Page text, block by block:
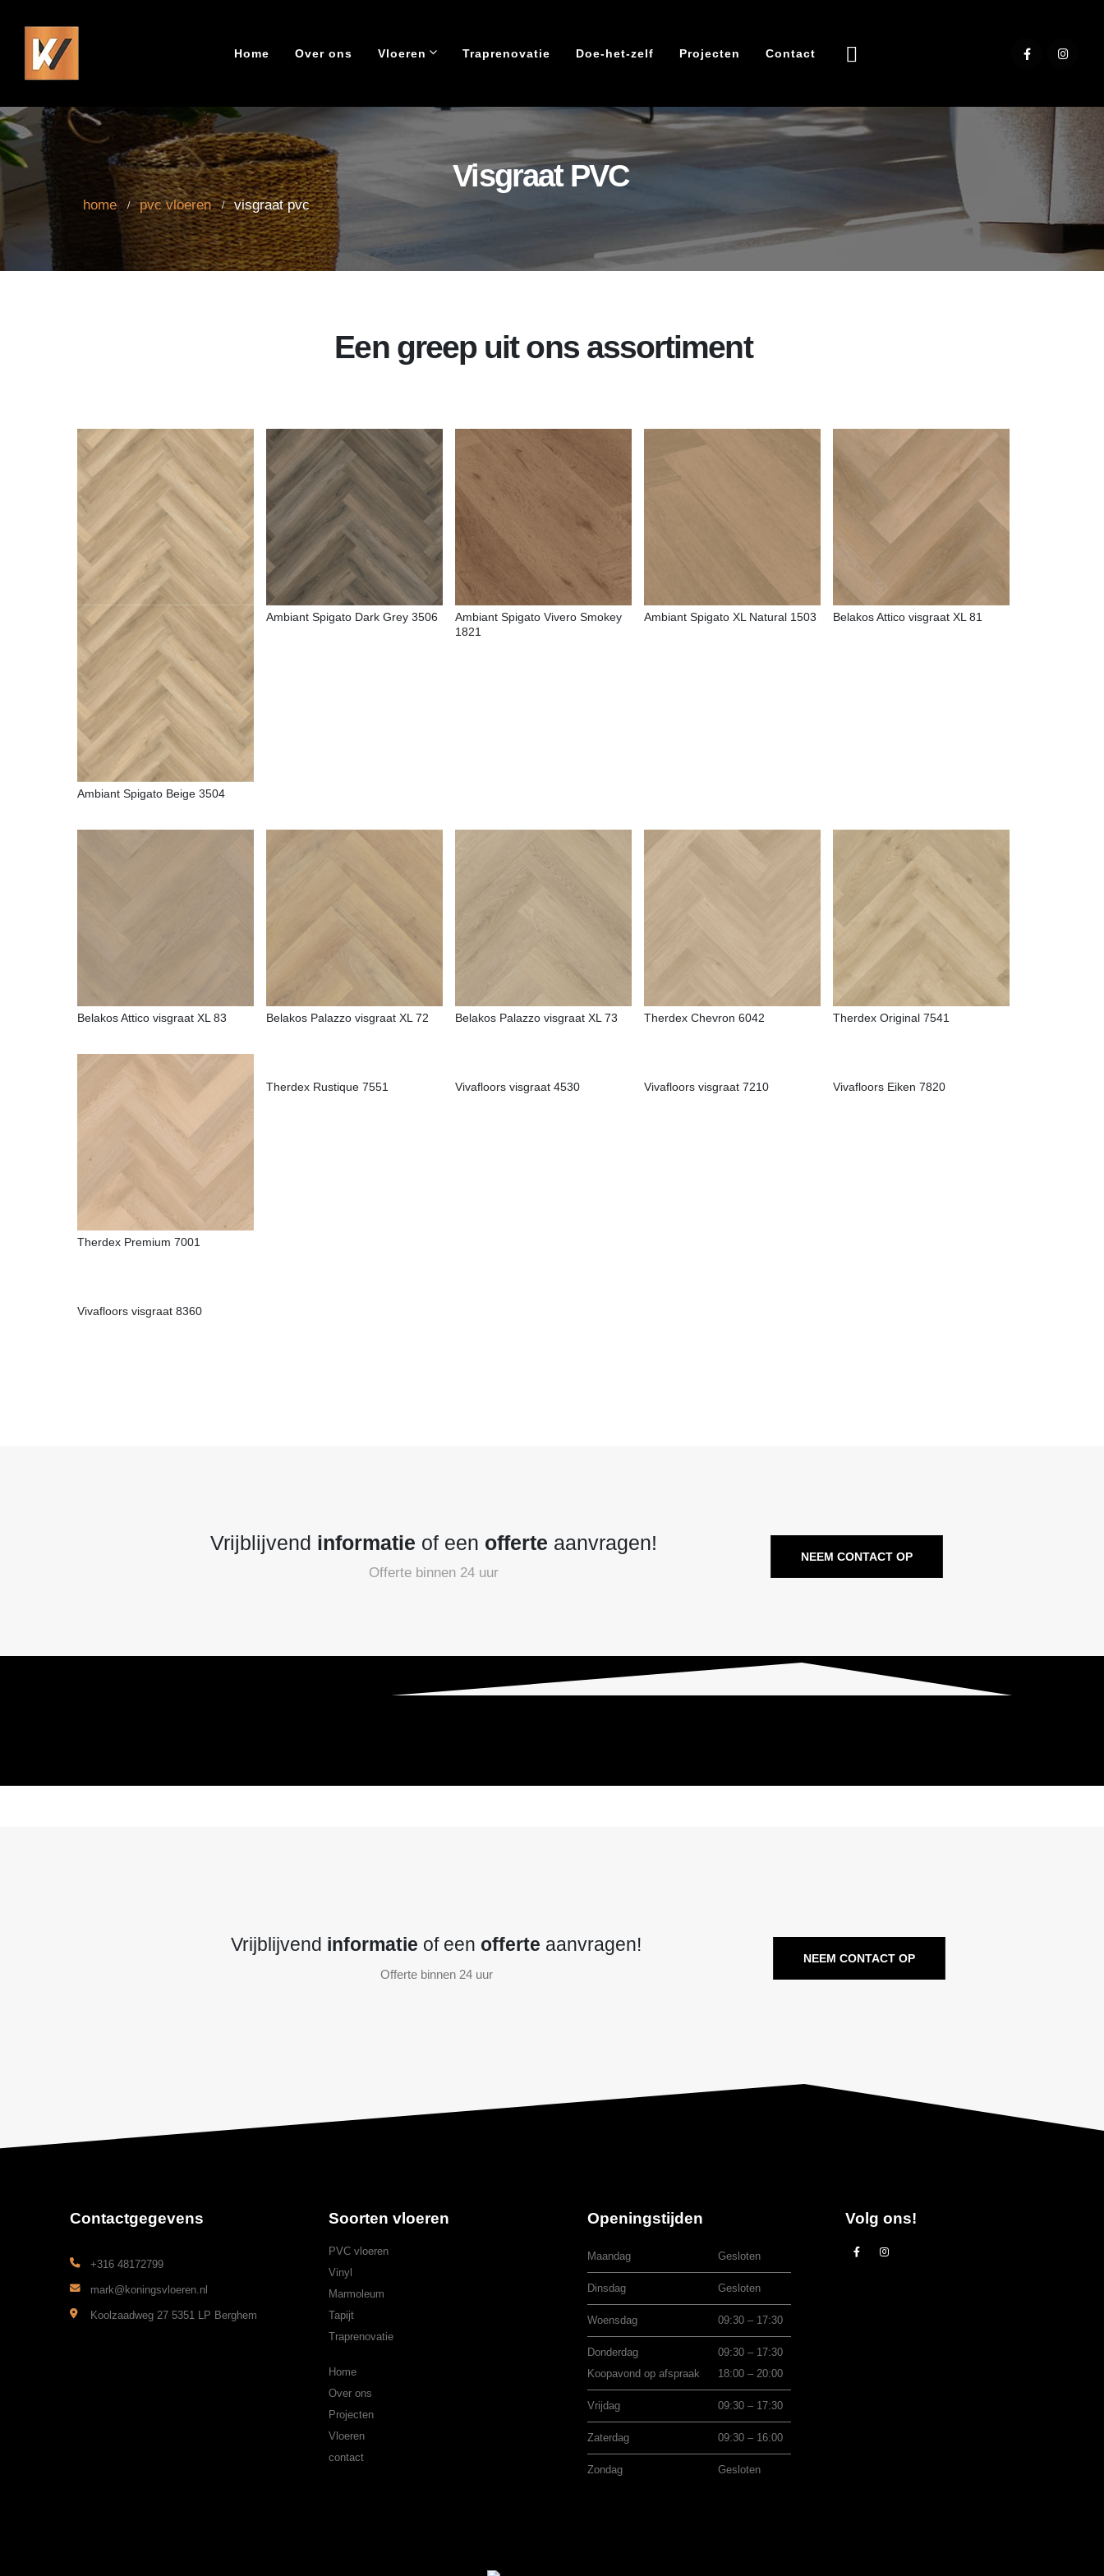
Home Over ons Vloeren Traprenovatie Doe-het-zelf Projecten Contact
Visgraat PVC
Visgraat PVC
home pvc vloeren visgraat pvc
Een greep uit ons assortiment
Ambiant Spigato Beige 3504
Ambiant Spigato Dark Grey 3506
Ambiant Spigato Vivero Smokey
1821
Ambiant Spigato XL Natural 1503 Belakos Attico visgraat XL 81
Belakos Attico visgraat XL 83 Belakos Palazzo visgraat XL 72 Belakos Palazzo visgraat XL 73 Therdex Chevron 6042 Therdex Original 7541
Therdex Premium 7001
Therdex Rustique 7551 Vivafloors visgraat 4530 Vivafloors visgraat 7210 Vivafloors Eiken 7820
Vivafloors visgraat 8360
Vrijblijvend informatie of een offerte aanvragen!
Offerte binnen 24 uur
NEEM CONTACT OP
Vrijblijvend informatie of een offerte aanvragen!
Offerte binnen 24 uur
NEEM CONTACT OP
Contactgegevens
+316 48172799
mark@koningsvloeren.nl
Koolzaadweg 27 5351 LP Berghem
Soorten vloeren
PVC vloeren
Vinyl
Marmoleum
Tapijt
Traprenovatie
Home
Over ons
Projecten
Vloeren
contact
Openingstijden
Maandag Gesloten
Dinsdag Gesloten
Woensdag 09:30 – 17:30
Donderdag
Koopavond op afspraak
09:30 – 17:30
18:00 – 20:00
Vrijdag 09:30 – 17:30
Zaterdag 09:30 – 16:00
Zondag Gesloten
Volg ons!